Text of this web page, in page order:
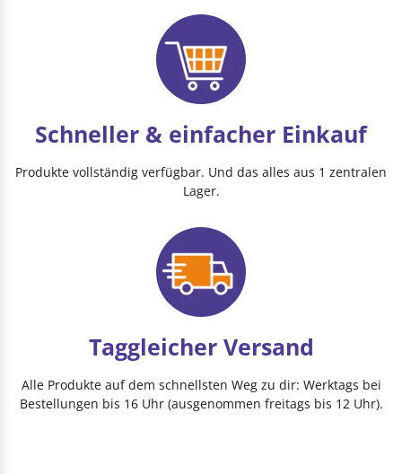
Schneller & einfacher Einkauf
Produkte vollständig verfügbar. Und das alles aus 1 zentralen
Lager.
Taggleicher Versand
Alle Produkte auf dem schnellsten Weg zu dir: Werktags bei
Bestellungen bis 16 Uhr (ausgenommen freitags bis 12 Uhr).